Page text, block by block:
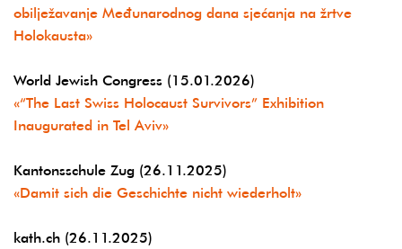
obilježavanje Međunarodnog dana sjećanja na žrtve
Holokausta»
World Jewish Congress (15.01.2026)
«“The Last Swiss Holocaust Survivors” Exhibition
Inaugurated in Tel Aviv»
Kantonsschule Zug (26.11.2025)
«Damit sich die Geschichte nicht wiederholt»
kath.ch (26.11.2025)